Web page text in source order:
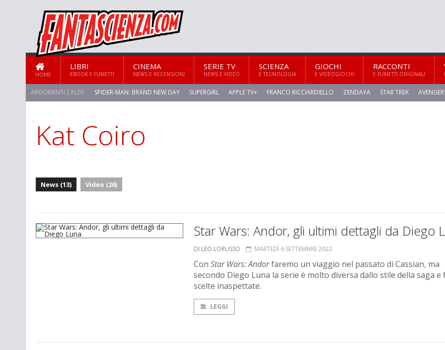
HOME
LIBRI
EBOOK E FUMETTI
CINEMA
NEWS E RECENSIONI
SERIE TV
NEWS E VIDEO
SCIENZA
E TECNOLOGIA
GIOCHI
E VIDEOGIOCHI
RACCONTI
E FUMETTI ORIGINALI
ARGOMENTI CALDI: SPIDER-MAN: BRAND NEW DAY SUPERGIRL APPLE TV+ FRANCO RICCIARDIELLO ZENDAYA STAR TREK
Kat Coiro
News (13) Video (26)
Star Wars: Andor, gli ultimi dettagli da Diego
DI LEO LORUSSO MARTEDÌ 6 SETTEMBRE 2022
Con Star Wars: Andorfaremo un viaggio nel passato di Cassian, ma
secondo Diego Luna la serie è molto diversa dallo stile della saga e
scelte inaspettate.
LEGGI